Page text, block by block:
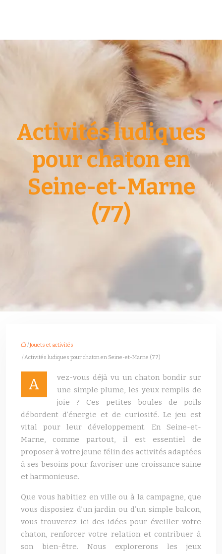
Activités ludiques
pour chaton en
Seine-et-Marne
(77)
/Jouets et activités
/ Activités ludiques pour chaton en Seine-et-Marne (77)
A
vez-vous déjà vu un chaton bondir sur
une simple plume, les yeux remplis de
joie ? Ces petites boules de poils
débordent d’énergie et de curiosité. Le jeu est
vital pour leur développement. En Seine-et-
Marne, comme partout, il est essentiel de
proposer à votre jeune félin des activités adaptées
à ses besoins pour favoriser une croissance saine
et harmonieuse.
Que vous habitiez en ville ou à la campagne, que
vous disposiez d’un jardin ou d’un simple balcon,
vous trouverez ici des idées pour éveiller votre
chaton, renforcer votre relation et contribuer à
son bien-être. Nous explorerons les jeux